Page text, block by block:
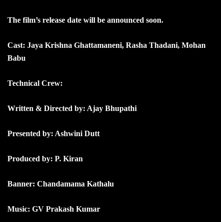
The film’s release date will be announced soon.
Cast: Jaya Krishna Ghattamaneni, Rasha Thadani, Mohan
Babu
Technical Crew:
Written & Directed by: Ajay Bhupathi
Presented by: Ashwini Dutt
Produced by: P. Kiran
Banner: Chandamama Kathalu
Music: GV Prakash Kumar